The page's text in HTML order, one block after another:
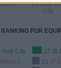
VS New
City
RANKING POR
York City
27
21